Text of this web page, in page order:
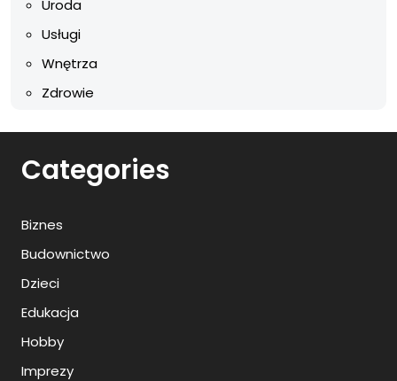
Uroda
Usługi
Wnętrza
Zdrowie
Categories
Biznes
Budownictwo
Dzieci
Edukacja
Hobby
Imprezy